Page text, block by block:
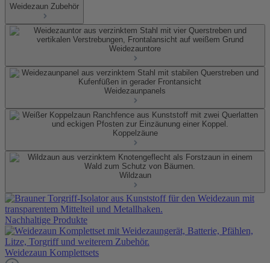
Weidezaun Zubehör
Weidezauntore
Weidezaunpanels
Koppelzäune
Wildzaun
Nachhaltige Produkte
Weidezaun Komplettsets